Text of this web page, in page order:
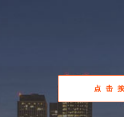
点击